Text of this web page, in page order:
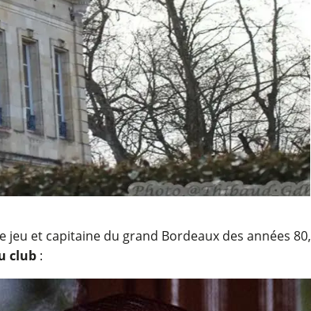
jeu et capitaine du grand Bordeaux des années 80,
club :